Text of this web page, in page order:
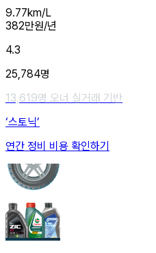
9.77km/L
382만원/년
4.3
25,784명
13,619명 오너 실거래 기반
‘스토닉’
연간 정비 비용 확인하기